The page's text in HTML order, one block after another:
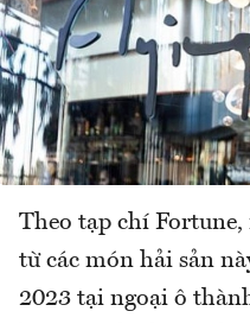
Theo tạp chí
từ các món hải sản
2023 tại ngoại ô